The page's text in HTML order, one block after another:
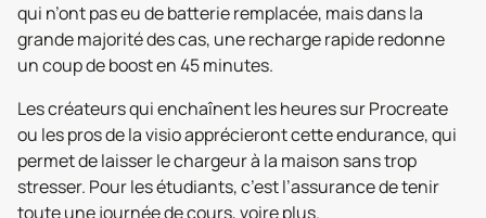
qui n’ont pas eu de batterie remplacée, mais dans la
grande majorité des cas, une recharge rapide redonne
un coup de boost en 45 minutes.
Les créateurs qui enchaînent les heures sur Procreate
ou les pros de la visio apprécieront cette endurance, qui
permet de laisser le chargeur à la maison sans trop
stresser. Pour les étudiants, c’est l’assurance de tenir
toute une journée de cours, voire plus.